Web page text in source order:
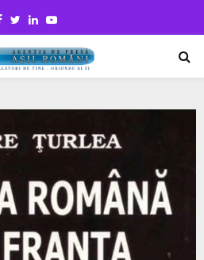
Facebook
TwitterLinkedinYoutube